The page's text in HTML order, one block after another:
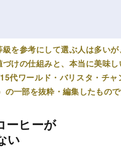
を参考にして選ぶ人は多い
けの仕組みと、本当に美味
代ワールド・バリスタ・チ
の一部を抜粋・編集したもので
ーヒーが
い